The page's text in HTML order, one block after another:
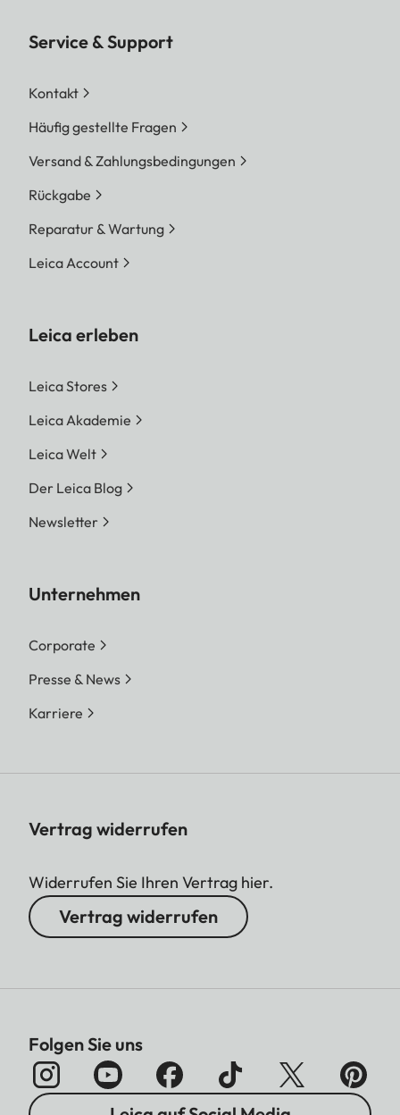
Service & Support
Kontakt
Häufig gestellte Fragen
Versand & Zahlungsbedingungen
Rückgabe
Reparatur & Wartung
Leica Account
Leica erleben
Leica Stores
Leica Akademie
Leica Welt
Der Leica Blog
Newsletter
Unternehmen
Corporate
Presse & News
Karriere
Vertrag widerrufen
Widerrufen Sie Ihren Vertrag hier.
Vertrag widerrufen
Folgen Sie uns